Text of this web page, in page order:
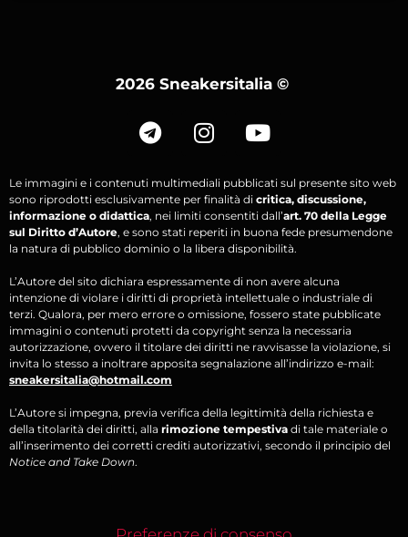
2026 Sneakersitalia ©
Le immagini e i contenuti multimediali pubblicati sul presente sito web
sono riprodotti esclusivamente per finalità di critica, discussione,
informazione o didattica, nei limiti consentiti dall’art. 70 della Legge
sul Diritto d’Autore, e sono stati reperiti in buona fede presumendone
la natura di pubblico dominio o la libera disponibilità.
L’Autore del sito dichiara espressamente di non avere alcuna
intenzione di violare i diritti di proprietà intellettuale o industriale di
terzi. Qualora, per mero errore o omissione, fossero state pubblicate
immagini o contenuti protetti da copyright senza la necessaria
autorizzazione, ovvero il titolare dei diritti ne ravvisasse la violazione, si
invita lo stesso a inoltrare apposita segnalazione all’indirizzo e-mail:
sneakersitalia@hotmail.com
L’Autore si impegna, previa verifica della legittimità della richiesta e
della titolarità dei diritti, alla rimozione tempestiva di tale materiale o
all’inserimento dei corretti crediti autorizzativi, secondo il principio del
Notice and Take Down.